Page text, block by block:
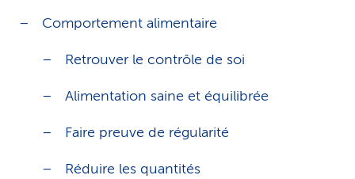
Comportement alimentaire
Retrouver le contrôle de soi
Alimentation saine et équilibrée
Faire preuve de régularité
Réduire les quantités